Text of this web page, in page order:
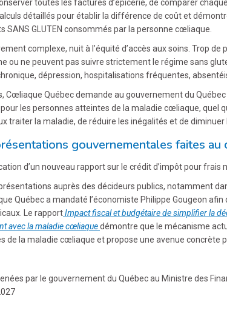
toutes les factures d’épicerie, de comparer
détaillés pour établir la différence de coût et
SANS GLUTEN consommés par la personne cœliaque.
complexe, nuit à l’équité d’accès aux soins. Trop
ou ne peuvent pas suivre strictement le régime sans
dépression, hospitalisations fréquentes,
Cœliaque Québec demande au gouvernement du
les personnes atteintes de la maladie cœliaque, quel
traiter la maladie, de réduire les inégalités et de diminuer
gouvernementales faites au
d’un nouveau rapport sur le crédit d’impôt pour frais
auprès des décideurs publics, notamment
Québec a mandaté l’économiste Philippe Gougeon
Le rapportImpact fiscal et budgétaire de simplifier la
avec la maladie cœliaquedémontre que le mécanisme
de la maladie cœliaque et propose une avenue concrète
par le gouvernement du Québec au Ministre des